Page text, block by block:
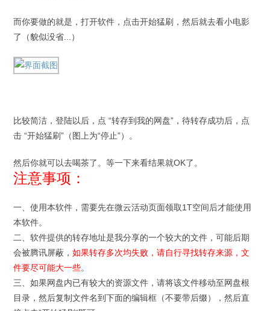
而你要做的就是，打开软件，点击开始猛刷，然后就去看小电影
了（貌似没省...）
比较简洁，登陆以后，点 “转存到我的网盘”，待转存成功后，点
击 “开始猛刷”（图上为“停止”）。
然后你就可以去喝茶了。等一下来看结果就OK了。
注意事项：
一、使用本软件，需要先在微云活动页面领取1T空间后才能使用
本软件。
二、软件提供的转存地址是我分享的一个较大的文件，可能后期
会被腾讯屏蔽，如果转存多次均失败，请自行寻找转存来源，文
件要尽可能大一些。
三、如果网盘内已有较大的资源文件，请将该文件移动至网盘根
目录，然后复制文件名到下面的编辑框（不要带后缀），然后直